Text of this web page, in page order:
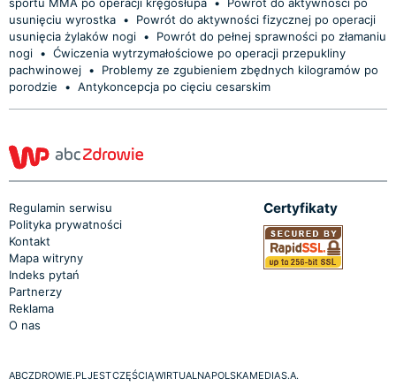
usunięciu wyrostka •
Powrót do aktywności fizycznej po operacji
usunięcia żylaków nogi •
Powrót do pełnej sprawności po złamaniu
nogi • Ćwiczenia wytrzymałościowe po operacji przepukliny
pachwinowej •
Problemy ze zgubieniem zbędnych kilogramów po
porodzie
• Antykoncepcja po cięciu cesarskim
Regulamin serwisu
Polityka prywatności
Kontakt
Mapa witryny
Indeks pytań
Partnerzy
Reklama
O nas
Certyfikaty
ABCZDROWIE.PL JEST CZĘŚCIĄ WIRTUALNA POLSKA MEDIA S.A.